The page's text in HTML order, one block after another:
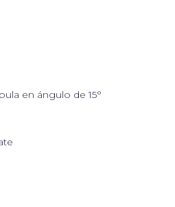
en ángulo de 15°